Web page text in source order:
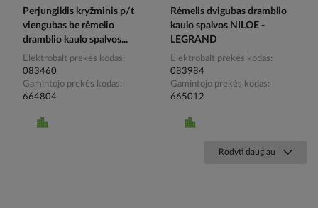
Perjungiklis kryžminis p/t
viengubas be rėmelio
dramblio kaulo spalvos...
Elektrobalt prekės kodas
083460
Gamintojo prekės kodas
664804
Rėmelis dvigubas dramblio
kaulo spalvos NILOE -
LEGRAND
Elektrobalt prekės kodas
083984
Gamintojo prekės kodas
665012
Rodyti daugiau